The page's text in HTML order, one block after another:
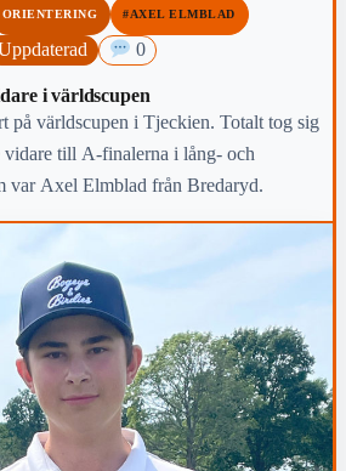
ORIENTERING #AXEL ELMBLAD
0
i världscupen
på världscupen i Tjeckien. Totalt tog sig
vidare till A-finalerna i lång- och
var Axel Elmblad från Bredaryd.